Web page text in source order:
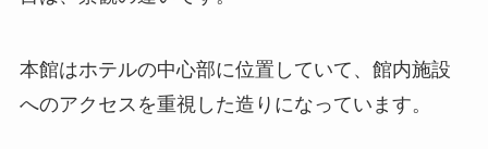
本館はホテルの中心部に位置していて、館内施設
へのアクセスを重視した造りになっています。